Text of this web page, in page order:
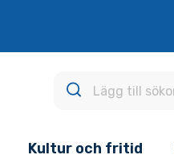
Kultur och fritid